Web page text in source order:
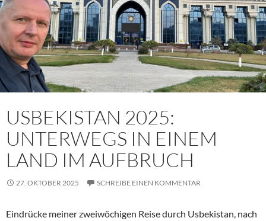
USBEKISTAN 2025:
UNTERWEGS IN EINEM
LAND IM AUFBRUCH
27. OKTOBER 2025 SCHREIBE EINEN KOMMENTAR
Eindrücke meiner zweiwöchigen Reise durch Usbekistan, nach